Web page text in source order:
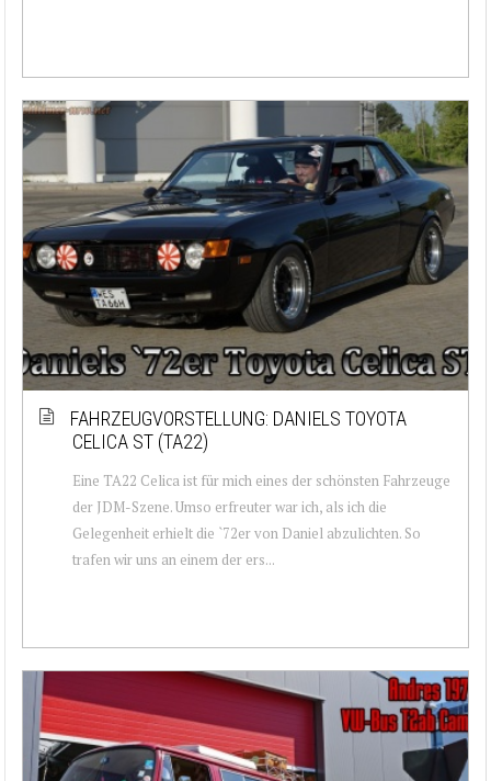
FAHRZEUGVORSTELLUNG: DANIELS TOYOTA
CELICA ST (TA22)
Eine TA22 Celica ist für mich eines der schönsten Fahrzeuge
der JDM-Szene. Umso erfreuter war ich, als ich die
Gelegenheit erhielt die `72er von Daniel abzulichten. So
trafen wir uns an einem der ers...